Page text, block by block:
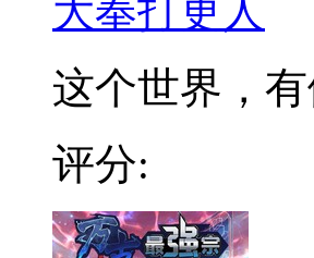
大奉打更人
这个世界，
评分: